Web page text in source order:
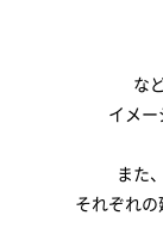
な
イメ
また
それぞれ
スタッフ紹介